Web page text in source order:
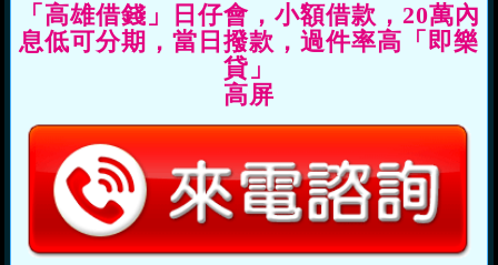
「高雄借錢」日仔會，小額借款，20萬內
息低可分期，當日撥款，過件率高「即樂
貸」
高屏